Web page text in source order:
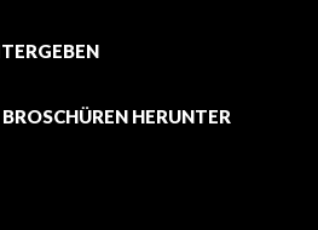
HERUNTER